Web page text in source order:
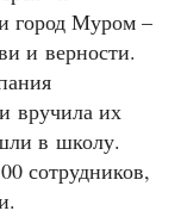
город Муром –
и верности.
вручила их
в школу.
сотрудников,